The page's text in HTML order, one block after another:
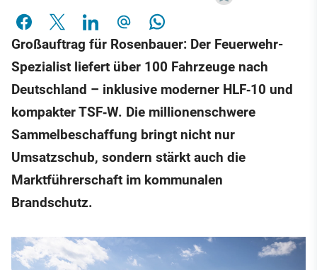
Großauftrag für Rosenbauer: Der Feuerwehr-
Spezialist liefert über 100 Fahrzeuge nach
Deutschland – inklusive moderner HLF‑10 und
kompakter TSF‑W. Die millionenschwere
Sammelbeschaffung bringt nicht nur
Umsatzschub, sondern stärkt auch die
Marktführerschaft im kommunalen
Brandschutz.